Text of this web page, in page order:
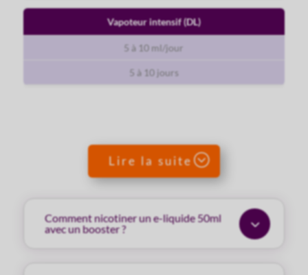
Vapoteur intensif (DL)
5 à 10 ml/jour
5 à 10 jours
Lire la suite
3
Comment nicotiner un e-liquide 50ml
avec un booster ?